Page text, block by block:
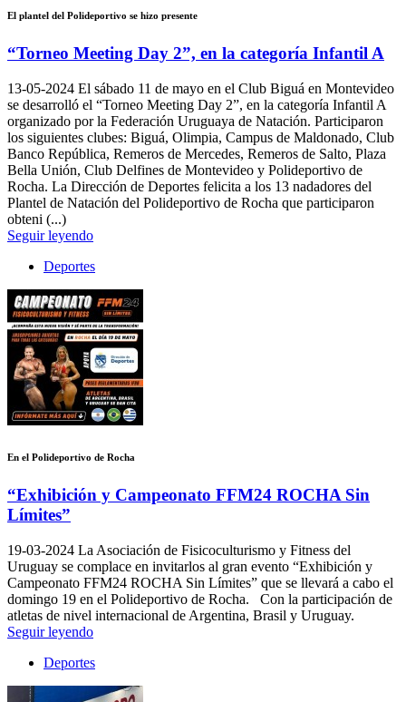
El plantel del Polideportivo se hizo presente
“Torneo Meeting Day 2”, en la categoría Infantil A
13-05-2024 El sábado 11 de mayo en el Club Biguá en Montevideo
se desarrolló el “Torneo Meeting Day 2”, en la categoría Infantil A
organizado por la Federación Uruguaya de Natación. Participaron
los siguientes clubes: Biguá, Olimpia, Campus de Maldonado, Club
Banco República, Remeros de Mercedes, Remeros de Salto, Plaza
Bella Unión, Club Delfines de Montevideo y Polideportivo de
Rocha. La Dirección de Deportes felicita a los 13 nadadores del
Plantel de Natación del Polideportivo de Rocha que participaron
obteni (...)
Seguir leyendo
Deportes
En el Polideportivo de Rocha
“Exhibición y Campeonato FFM24 ROCHA Sin
Límites”
19-03-2024 La Asociación de Fisicoculturismo y Fitness del
Uruguay se complace en invitarlos al gran evento “Exhibición y
Campeonato FFM24 ROCHA Sin Límites” que se llevará a cabo el
domingo 19 en el Polideportivo de Rocha. Con la participación de
atletas de nivel internacional de Argentina, Brasil y Uruguay.
Seguir leyendo
Deportes